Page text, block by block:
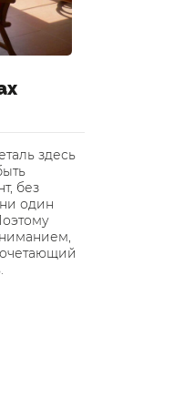
здесь
без
один